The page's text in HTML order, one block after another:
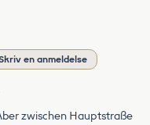
en anmeldelse
zwischen Hauptstraße